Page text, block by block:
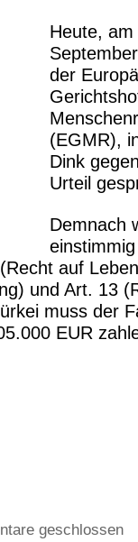
Heute, am
der
(EGMR),
Dink
Urteil
Demnach
auf
und Art. 13
muss der
EUR
geschlossen